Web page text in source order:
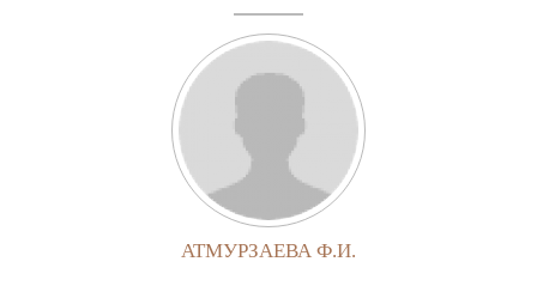
АТМУРЗАЕВА Ф.И.